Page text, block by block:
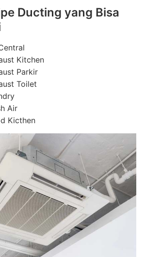
Ducting yang Bisa
Kitchen
Parkir
Toilet
Air
Kicthen